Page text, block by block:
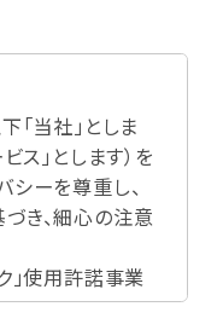
「当社」としま
ス」とします）を
シーを尊重し、
き、細心の注意
」使用許諾事業